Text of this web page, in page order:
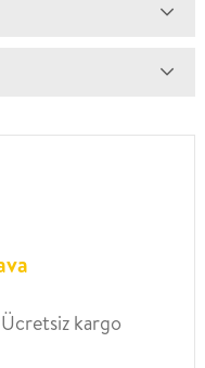
kargo